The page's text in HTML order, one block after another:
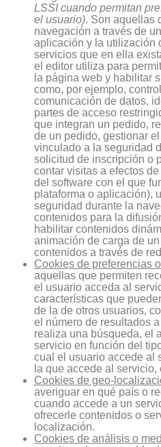
LSSI cuando permitan
el usuario). Son aquellas
navegación a través de
aplicación y la utilización
servicios que en ella
el editor utiliza para
la página web y habilitar
como, por ejemplo,
comunicación de datos,
partes de acceso
que integran un pedido,
de un pedido, gestionar
vinculado a la seguridad
solicitud de inscripción o
contar visitas a efectos
del software con el que
plataforma o aplicación),
seguridad durante la
contenidos para la
habilitar contenidos
animación de carga de
contenidos a través de
Cookies de preferencias
aquellas que permiten
el usuario acceda al
características que
de la de otros usuarios,
el número de resultados
realiza una búsqueda, el
servicio en función del
cual el usuario accede al
la que accede al servicio,
Cookies de geo-
averiguar en qué país o
cuando accede a un
ofrecerle contenidos o
localización.
Cookies de análisis o